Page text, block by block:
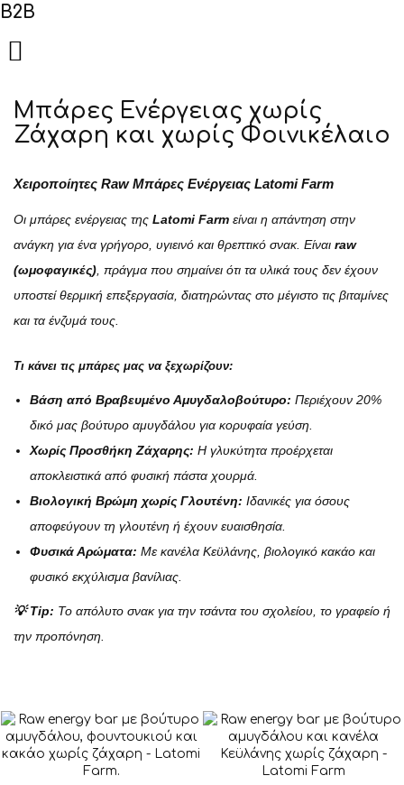
B2B

Μπάρες Ενέργειας χωρίς
Ζάχαρη και χωρίς Φοινικέλαιο
Χειροποίητες Raw Μπάρες Ενέργειας Latomi Farm
Οι μπάρες ενέργειας της Latomi Farm είναι η απάντηση στην
ανάγκη για ένα γρήγορο, υγιεινό και θρεπτικό σνακ. Είναι raw
(ωμοφαγικές) , πράγμα που σημαίνει ότι τα υλικά τους δεν έχουν
υποστεί θερμική επεξεργασία, διατηρώντας στο μέγιστο τις βιταμίνες
και τα ένζυμά τους.
Τι κάνει τις μπάρες μας να ξεχωρίζουν:
Βάση από Βραβευμένο Αμυγδαλοβούτυρο: Περιέχουν 20%
δικό μας βούτυρο αμυγδάλου για κορυφαία γεύση.
Χωρίς Προσθήκη Ζάχαρης: Η γλυκύτητα προέρχεται
αποκλειστικά από φυσική πάστα χουρμά.
Βιολογική Βρώμη χωρίς Γλουτένη: Ιδανικές για όσους
αποφεύγουν τη γλουτένη ή έχουν ευαισθησία.
Φυσικά Αρώματα: Με κανέλα Κεϋλάνης, βιολογικό κακάο και
φυσικό εκχύλισμα βανίλιας.
💡 Tip: Το απόλυτο σνακ για την τσάντα του σχολείου, το γραφείο ή
την προπόνηση.
ΠΡΟΣΘΉΚΗ ΣΤΗ ΛΊΣΤΑ ΕΠΙΘΥΜΙΏΝ
((MODALTITLE))
((cancelText)) ((modalDeleteText))
((TITLE))
((LABEL))
((cancelText)) ((createText))
((cancelText)) ((loginText))